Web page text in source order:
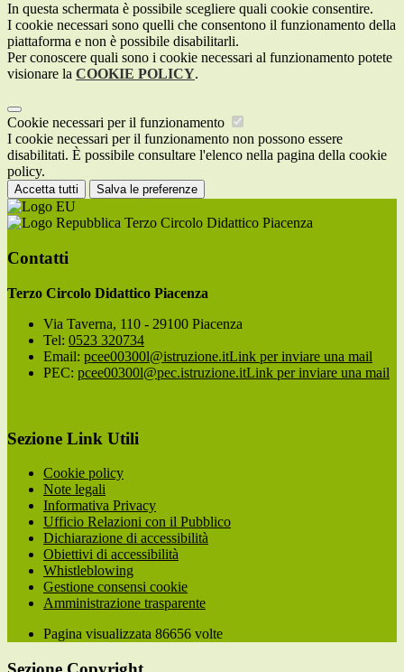
In questa schermata è possibile scegliere quali cookie consentire.
I cookie necessari sono quelli che consentono il funzionamento della
piattaforma e non è possibile disabilitarli.
Per conoscere quali sono i cookie necessari al funzionamento potete
visionare la COOKIE POLICY.
Cookie necessari per il funzionamento
I cookie necessari per il funzionamento non possono essere
disabilitati. È possibile consultare l'elenco nella pagina della cookie
policy.
Accetta tutti Salva le preferenze
Terzo Circolo Didattico Piacenza
Contatti
Terzo Circolo Didattico Piacenza
Via Taverna, 110 - 29100 Piacenza
Tel: 0523 320734
Email: pcee00300l@istruzione.itLink per inviare una mail
PEC: pcee00300l@pec.istruzione.itLink per inviare una mail
Sezione Link Utili
Cookie policy
Note legali
Informativa Privacy
Ufficio Relazioni con il Pubblico
Dichiarazione di accessibilità
Obiettivi di accessibilità
Whistleblowing
Gestione consensi cookie
Amministrazione trasparente
Pagina visualizzata 86656 volte